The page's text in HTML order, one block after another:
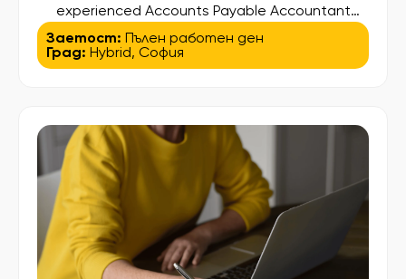
experienced Accounts Payable Accountant
with Hungarian language skills to join the team of
one of our clients – a well-established
contribute to a dynamic […]
Заетост: Пълен работен ден
Град: Hybrid, София